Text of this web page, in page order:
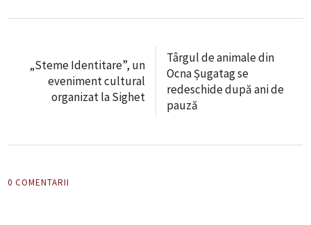
„Steme Identitare”, un
eveniment cultural
organizat la Sighet
Târgul de animale din
Ocna Șugatag se
redeschide după ani de
pauză
0 COMENTARII